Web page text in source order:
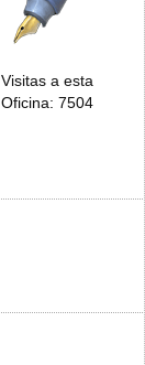
Visitas a esta
Oficina: 7504